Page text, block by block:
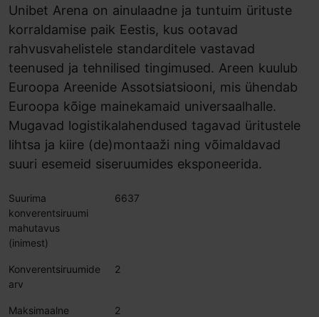
Unibet Arena on ainulaadne ja tuntuim ürituste
korraldamise paik Eestis, kus ootavad
rahvusvahelistele standarditele vastavad
teenused ja tehnilised tingimused. Areen kuulub
Euroopa Areenide Assotsiatsiooni, mis ühendab
Euroopa kõige mainekamaid universaalhalle.
Mugavad logistikalahendused tagavad üritustele
lihtsa ja kiire (de)montaaži ning võimaldavad
suuri esemeid siseruumides eksponeerida.
Suurima
konverentsiruumi
mahutavus
(inimest)
6637
Konverentsiruumide
arv
2
Maksimaalne
2